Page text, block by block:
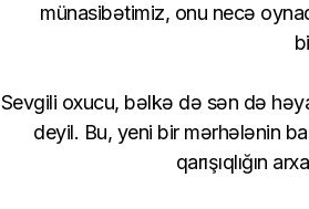
münasibətimiz, onu necə
Sevgili oxucu, bəlkə də sən də
deyil. Bu, yeni bir mərhələnin
qarışıqlığın